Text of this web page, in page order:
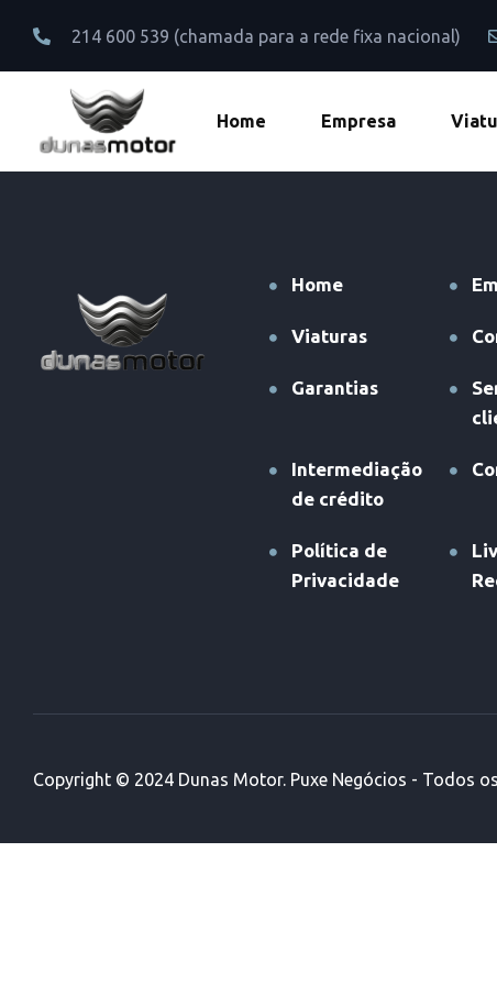
214 600 539 (chamada para a rede fixa nacional)
Home Empresa
Home
Viaturas
Garantias
Intermediação
de crédito
Política de
Privacidade
Copyright © 2024 Dunas Motor. Puxe Negócios - Todos